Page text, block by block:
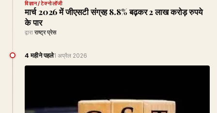
विज्ञान/टेक्नोलॉजी
मार्च 2026 में जीएसटी संग्रह 8.8% बढ़कर 2 लाख करोड़ रुपये
के पार
द्वारा राष्ट्र प्रेस
4 महीने पहले1 अप्रैल 2026